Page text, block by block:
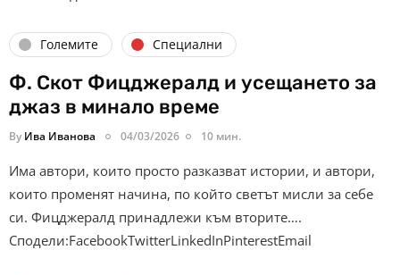
Големите Специални
Ф. Скот Фицджералд и усещането за
джаз в минало време
By Ива Иванова 04/03/2026 10 мин.
Има автори, които просто разказват истории, и автори,
които променят начина, по който светът мисли за себе
си. Фицджералд принадлежи към вторите….
Сподели:FacebookTwitterLinkedInPinterestEmail